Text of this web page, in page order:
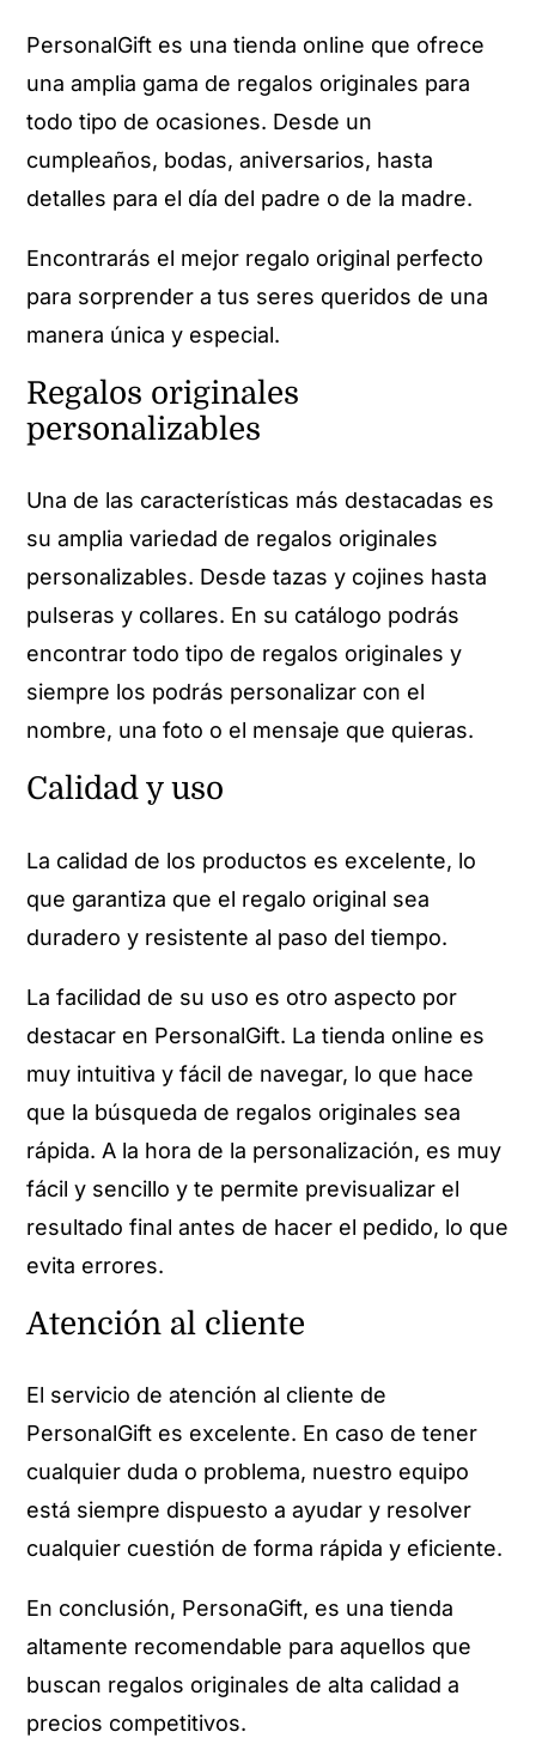
PersonalGift es una tienda online que ofrece
una amplia gama de regalos originales para
todo tipo de ocasiones. Desde un
cumpleaños, bodas, aniversarios, hasta
detalles para el día del padre o de la madre.
Encontrarás el mejor regalo original perfecto
para sorprender a tus seres queridos de una
manera única y especial.
Regalos originales
personalizables
Una de las características más destacadas es
su amplia variedad de regalos originales
personalizables. Desde tazas y cojines hasta
pulseras y collares. En su catálogo podrás
encontrar todo tipo de regalos originales y
siempre los podrás personalizar con el
nombre, una foto o el mensaje que quieras.
Calidad y uso
La calidad de los productos es excelente, lo
que garantiza que el regalo original sea
duradero y resistente al paso del tiempo.
La facilidad de su uso es otro aspecto por
destacar en PersonalGift. La tienda online es
muy intuitiva y fácil de navegar, lo que hace
que la búsqueda de regalos originales sea
rápida. A la hora de la personalización, es muy
fácil y sencillo y te permite previsualizar el
resultado final antes de hacer el pedido, lo que
evita errores.
Atención al cliente
El servicio de atención al cliente de
PersonalGift es excelente. En caso de tener
cualquier duda o problema, nuestro equipo
está siempre dispuesto a ayudar y resolver
cualquier cuestión de forma rápida y eficiente.
En conclusión, PersonaGift, es una tienda
altamente recomendable para aquellos que
buscan regalos originales de alta calidad a
precios competitivos.